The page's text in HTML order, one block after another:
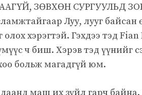
ЗӨВХӨН СУРГУУЛЬД
Луу, лууг байсан
хэрэгтэй. Гэхдээ тэд
ч биш. Хэрэв тэд үүнийг
больж магадгүй юм.
маш их зүйл гарч